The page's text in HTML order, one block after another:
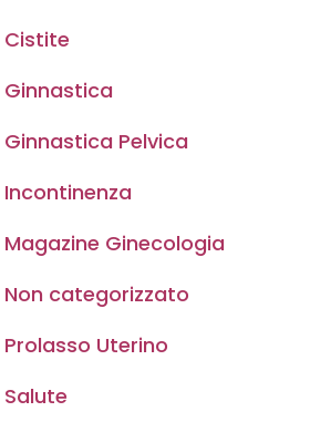
Cistite
Ginnastica
Ginnastica Pelvica
Incontinenza
Magazine Ginecologia
Non categorizzato
Prolasso Uterino
Salute